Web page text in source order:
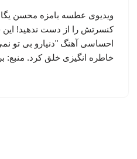
ویدیوی عطسه بامزه محسن
کنسرتش را از دست ندهید! این
احساسی آهنگ "دنیارو بی تو
خاطره انگیزی خلق کرد. منبع: